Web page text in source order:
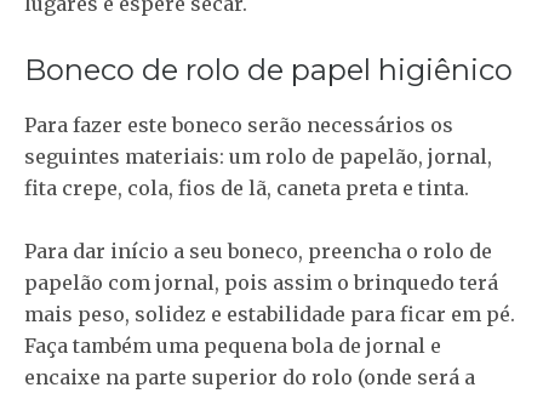
Boneco de rolo de papel higiênico
Para fazer este boneco serão necessários os
seguintes materiais: um rolo de papelão, jornal,
fita crepe, cola, fios de lã, caneta preta e tinta.
Para dar início a seu boneco, preencha o rolo de
papelão com jornal, pois assim o brinquedo terá
mais peso, solidez e estabilidade para ficar em pé.
Faça também uma pequena bola de jornal e
encaixe na parte superior do rolo (onde será a